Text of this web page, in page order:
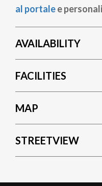
al portalee
AVAILABILITY
FACILITIES
MAP
STREETVIEW